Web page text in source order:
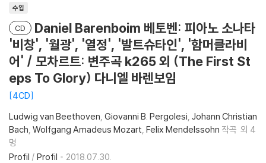
수입
CD
Daniel Barenboim 베토벤: 피아노 소나타
'비창', '월광', '열정', '발트슈타인', '함머클라비
어' / 모차르트: 변주곡 k265 외 (The First St
eps To Glory) 다니엘 바렌보임
4CD
Ludwig van Beethoven Giovanni B. Pergolesi Johann Christian
Bach Wolfgang Amadeus Mozart Felix Mendelssohn 작곡 외 4
명
Profil / Profil
2018.07.30.